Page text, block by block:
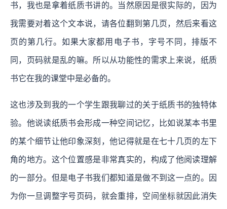
书，我也是拿着纸质书讲的。当然原因是很实际的，因为
我需要对着这个文本说，请各位翻到第几页，然后来看这
页的第几行。如果大家都用电子书，字号不同，排版不
同，页码就是乱的嘛。所以从功能性的需求上来说，纸质
书它在我的课堂中是必备的。
这也涉及到我的一个学生跟我聊过的关于纸质书的独特体
验。他说读纸质书会形成一种空间记忆，比如说某本书里
的某个细节让他印象深刻，他记得就是在七十几页的左下
角的地方。这个位置感是非常真实的，构成了他阅读理解
的一部分。但是电子书我们都知道是做不到这一点的。因
为你一旦调整字号页码，就会重排，空间坐标就因此消失